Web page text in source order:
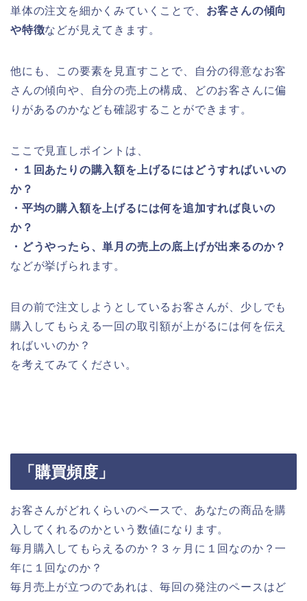
単体の注文を細かくみていくことで、 お客さんの傾向
や特徴などが見えてきます。
他にも、この要素を見直すことで、自分の得意なお客
さんの傾向や、自分の売上の構成、どのお客さんに偏
りがあるのかなども確認することができます。
ここで見直しポイントは、
・１回あたりの購入額を上げるにはどうすればいいの
か？
・平均の購入額を上げるには何を追加すれば良いの
か？
・どうやったら、単月の売上の底上げが出来るのか？
などが挙げられます。
目の前で注文しようとしているお客さんが、少しでも
購入してもらえる一回の取引額が上がるには何を伝え
ればいいのか？
を考えてみてください。
「購買頻度」
お客さんがどれくらいのペースで、あなたの商品を購
入してくれるのかという数値になります。
毎月購入してもらえるのか？３ヶ月に１回なのか？一
年に１回なのか？
毎月売上が立つのであれは、毎回の発注のペースはど